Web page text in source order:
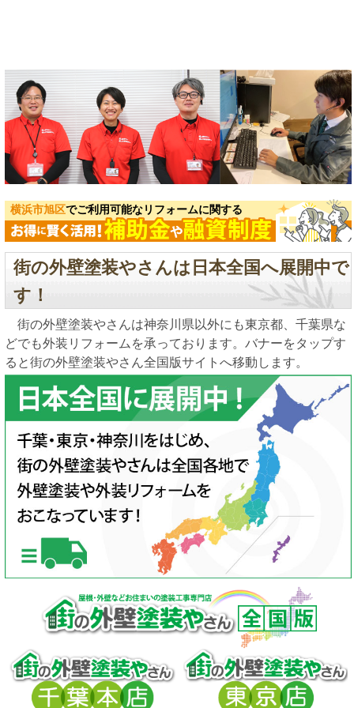
横浜市旭区でご利用可能なリフォームに関する
街の外壁塗装やさんは日本全国へ展開中で
す！
街の外壁塗装やさんは神奈川県以外にも東京都、千葉県な
どでも外装リフォームを承っております。バナーをタップす
ると街の外壁塗装やさん全国版サイトへ移動します。